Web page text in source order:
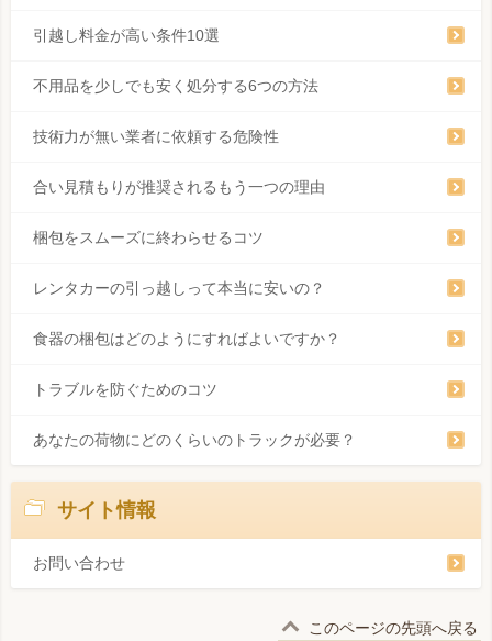
このページの先頭へ戻る
引越し料金が高い条件10選
不用品を少しでも安く処分する6つの方法
技術力が無い業者に依頼する危険性
合い見積もりが推奨されるもう一つの理由
梱包をスムーズに終わらせるコツ
レンタカーの引っ越しって本当に安いの？
食器の梱包はどのようにすればよいですか？
トラブルを防ぐためのコツ
あなたの荷物にどのくらいのトラックが必要？
サイト情報
お問い合わせ